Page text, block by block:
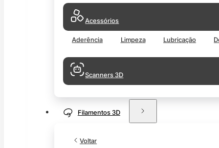
Acessórios
Aderência Limpeza Lubricação
Scanners 3D
Filamentos 3D
Voltar